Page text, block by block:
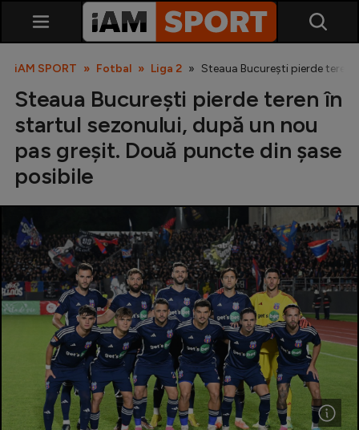
SuperLiga
Liga 2
Cupa României
Echipa Națională
U21
Fotbal feminin
Special
Diverse
iAM SPORT Fotbal Liga 2 Steaua București pierde teren
Steaua București pierde teren în
startul sezonului, după un nou
pas greșit. Două puncte din șase
posibile